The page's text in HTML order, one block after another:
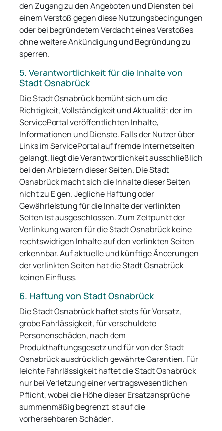
den Zugang zu den Angeboten und Diensten bei
einem Verstoß gegen diese Nutzungsbedingungen
oder bei begründetem Verdacht eines Verstoßes
ohne weitere Ankündigung und Begründung zu
sperren.
5. Verantwortlichkeit für die Inhalte von
Stadt Osnabrück
Die Stadt Osnabrück bemüht sich um die
Richtigkeit, Vollständigkeit und Aktualität der im
ServicePortal veröffentlichten Inhalte,
Informationen und Dienste. Falls der Nutzer über
Links im ServicePortal auf fremde Internetseiten
gelangt, liegt die Verantwortlichkeit ausschließlich
bei den Anbietern dieser Seiten. Die Stadt
Osnabrück macht sich die Inhalte dieser Seiten
nicht zu Eigen. Jegliche Haftung oder
Gewährleistung für die Inhalte der verlinkten
Seiten ist ausgeschlossen. Zum Zeitpunkt der
Verlinkung waren für die Stadt Osnabrück keine
rechtswidrigen Inhalte auf den verlinkten Seiten
erkennbar. Auf aktuelle und künftige Änderungen
der verlinkten Seiten hat die Stadt Osnabrück
keinen Einfluss.
6. Haftung von Stadt Osnabrück
Die Stadt Osnabrück haftet stets für Vorsatz,
grobe Fahrlässigkeit, für verschuldete
Personenschäden, nach dem
Produkthaftungsgesetz und für von der Stadt
Osnabrück ausdrücklich gewährte Garantien. Für
leichte Fahrlässigkeit haftet die Stadt Osnabrück
nur bei Verletzung einer vertragswesentlichen
Pflicht, wobei die Höhe dieser Ersatzansprüche
summenmäßig begrenzt ist auf die
vorhersehbaren Schäden.